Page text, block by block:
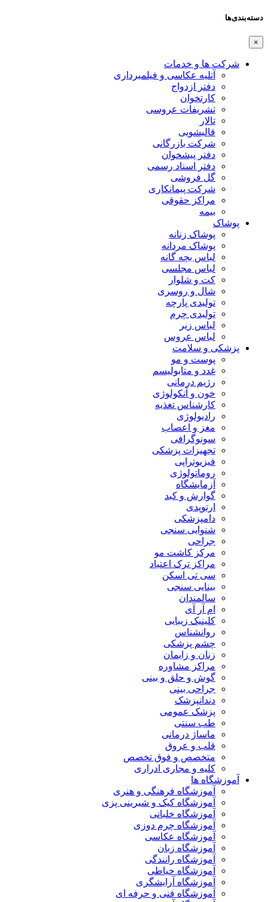
دسته‌بندی‌ها
×
شرکت ها و خدمات
آتلیه عکاسی و فیلمبرداری
دفتر ازدواج
کارتخوان
تشریفات عروسی
تالار
قالیشویی
شرکت بازرگانی
دفتر پیشخوان
دفتر اسناد رسمی
گل فروشی
شرکت پیمانکاری
مراکز حقوقی
بیمه
پوشاک
پوشاک زنانه
پوشاک مردانه
لباس بچه گانه
لباس مجلسی
کت و شلوار
شال و روسری
تولیدی پارچه
تولیدی چرم
لباس زیر
لباس عروس
پزشکی و سلامت
پوست و مو
غدد و متابولیسم
رژیم درمانی
خون و آنکولوژی
کارشناس تغذیه
رادیولوژی
مغز و اعصاب
سونوگرافی
تجهیزات پزشکی
فیزیوتراپی
روماتولوژی
آزمایشگاه
گوارش و کبد
ارتوپدی
دامپزشکی
شنوایی سنجی
جراحی
مرکز کاشت مو
مراکز ترک اعتیاد
سی تی اسکن
بینایی سنجی
سالمندان
ام آر آی
کلینیک زیبایی
روانشناس
چشم پزشکی
زنان و زایمان
مراکز مشاوره
گوش و حلق و بینی
جراحی بینی
دندانپزشک
پزشک عمومی
طب سنتی
ماساژ درمانی
قلب و عروق
متخصص و فوق تخصص
کلیه و مجاری ادراری
آموزشگاه ها
آموزشگاه فرهنگی و هنری
آموزشگاه کیک و شیرینی پزی
آموزشگاه خلبانی
آموزشگاه چرم دوزی
آموزشگاه عکاسی
آموزشگاه زبان
آموزشگاه رانندگی
آموزشگاه خیاطی
آموزشگاه آرایشگری
آموزشگاه فنی و حرفه ای